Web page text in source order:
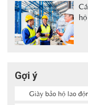
Gợi ý
Giày bảo hộ lao